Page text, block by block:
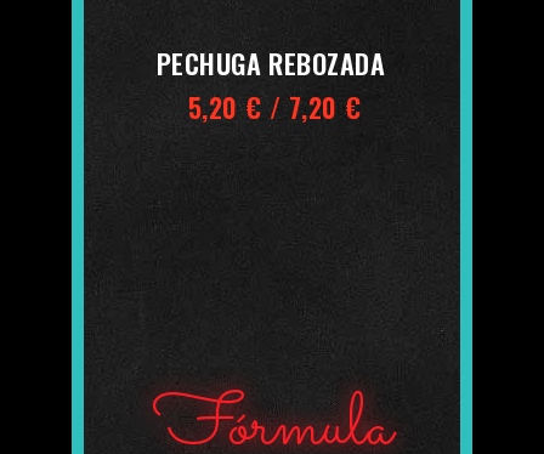
PECHUGA REBOZADA
5,20 € / 7,20 €
Fórmula